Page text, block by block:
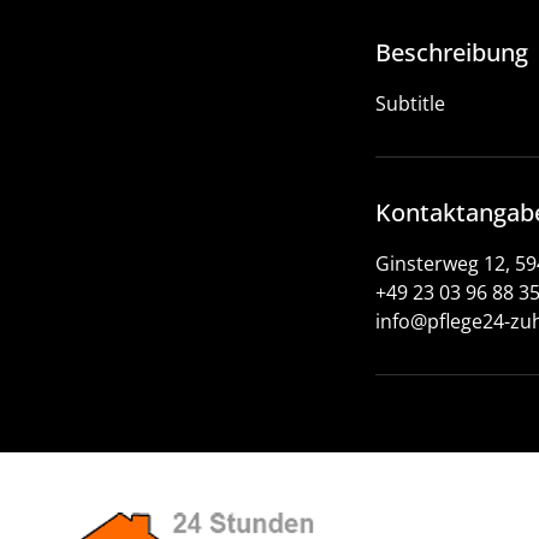
Beschreibung
Subtitle
Ginsterweg 12,
+49 23 03 96 88 35
info@pflege24-